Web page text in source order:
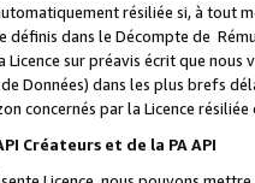
résiliée si, à
définis dans le Décompte de
sur préavis écrit que
de Données) dans les plus
concernés par la Licence
Créateurs et de la PA API